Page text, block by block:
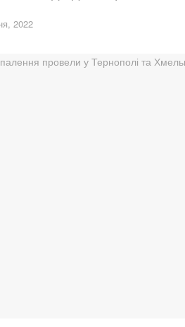
2022